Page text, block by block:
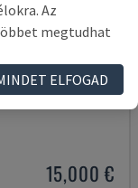
15,000 €
Az
megtudhat
ELFOGAD